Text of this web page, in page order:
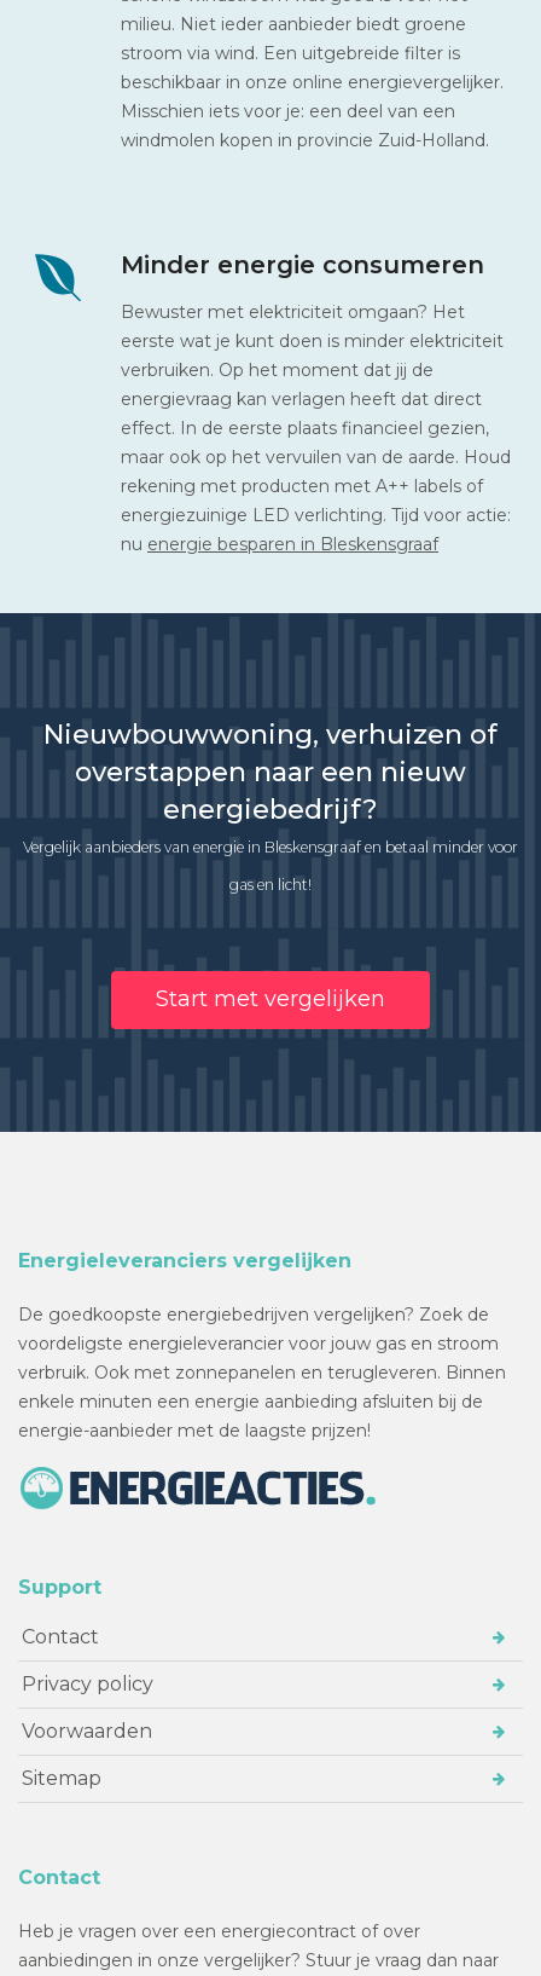
milieu. Niet ieder aanbieder biedt groene
stroom via wind. Een uitgebreide filter is
beschikbaar in onze online energievergelijker.
Misschien iets voor je: een deel van een
windmolen kopen in provincie Zuid-Holland.
Minder energie consumeren
Bewuster met elektriciteit omgaan? Het
eerste wat je kunt doen is minder elektriciteit
verbruiken. Op het moment dat jij de
energievraag kan verlagen heeft dat direct
effect. In de eerste plaats financieel gezien,
maar ook op het vervuilen van de aarde. Houd
rekening met producten met A++ labels of
energiezuinige LED verlichting. Tijd voor actie:
nu energie besparen in Bleskensgraaf
Nieuwbouwwoning, verhuizen of
overstappen naar een nieuw
energiebedrijf?
Vergelijk aanbieders van energie in Bleskensgraaf en betaal minder voor
gas en licht!
Start met vergelijken
Energieleveranciers vergelijken
De goedkoopste energiebedrijven vergelijken? Zoek de
voordeligste energieleverancier voor jouw gas en stroom
verbruik. Ook met zonnepanelen en terugleveren. Binnen
enkele minuten een energie aanbieding afsluiten bij de
energie-aanbieder met de laagste prijzen!
Support
Contact
Privacy policy
Voorwaarden
Sitemap
Contact
Heb je vragen over een energiecontract of over
aanbiedingen in onze vergelijker? Stuur je vraag dan naar